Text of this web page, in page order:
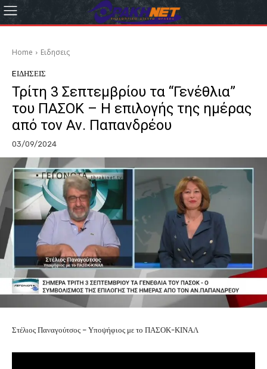
Home Eιδησεις
EΙΔΗΣΕΙΣ
Τρίτη 3 Σεπτεμβρίου τα “Γενέθλια”
του ΠΑΣΟΚ – Η επιλογής της ημέρας
από τον Αν. Παπανδρέου
03/09/2024
Στέλιος Παναγούτσος – Υποψήφιος με το ΠΑΣΟΚ-ΚΙΝΑΛ